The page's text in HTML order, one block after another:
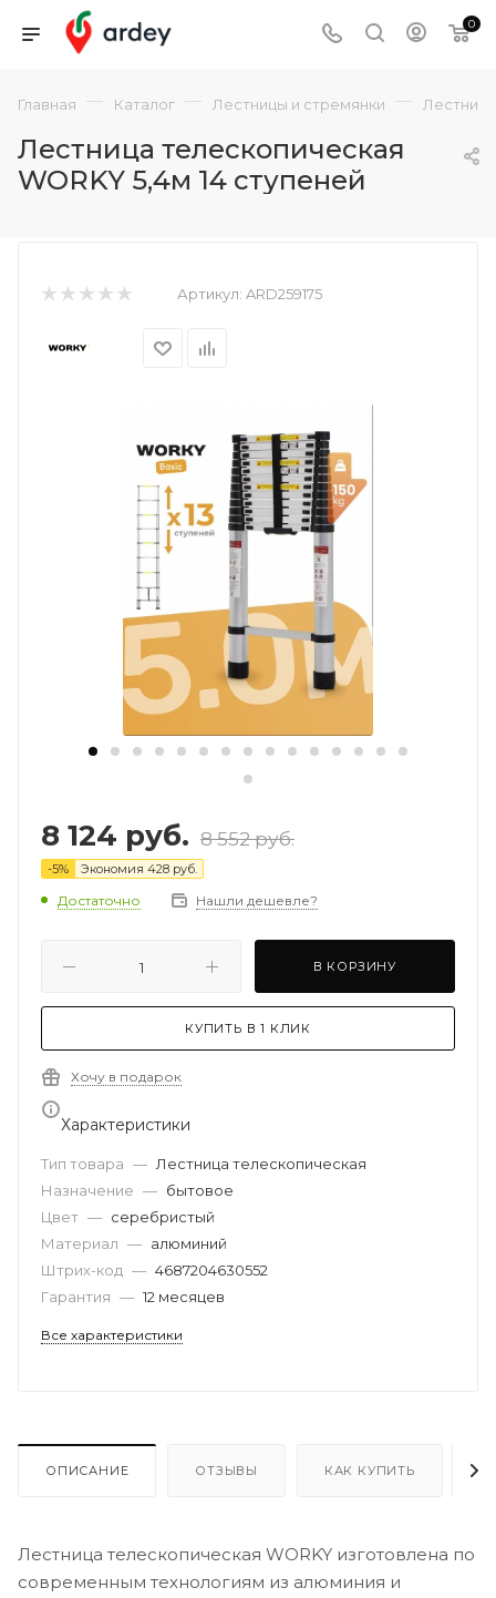
0
Главная — Каталог — Лестницы и стремянки —
Лестница телескопическая
WORKY 5,4м 14 ступеней
Артикул: ARD259175
8 124 руб. 8 552руб.
-5% Экономия 428 руб.
Достаточно Нашли дешевле?
В КОРЗИНУ
КУПИТЬ В 1 КЛИК
Хочу в подарок
Характеристики
Тип товара — Лестница телескопическая
Назначение — бытовое
Цвет — серебристый
Материал — алюминий
Штрих-код — 4687204630552
Гарантия — 12 месяцев
Все характеристики
ОПИСАНИЕ ОТЗЫВЫ КАК КУПИТЬ
Лестница телескопическая WORKY изготовлена по
современным технологиям из алюминия и